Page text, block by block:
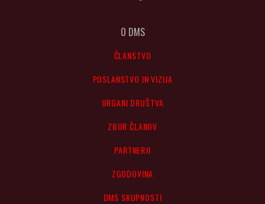
O DMS
ČLANSTVO
POSLANSTVO IN VIZIJA
ORGANI DRUŠTVA
ZBOR ČLANOV
PARTNERJI
ZGODOVINA
DMS SKUPNOSTI